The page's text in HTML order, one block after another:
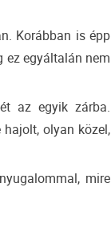
Korábban is épp
ez egyáltalán nem
az egyik zárba.
olyan közel,
mire